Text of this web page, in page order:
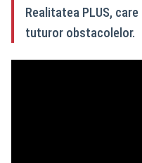
Realitatea PLUS,
tuturor obstacolelor.